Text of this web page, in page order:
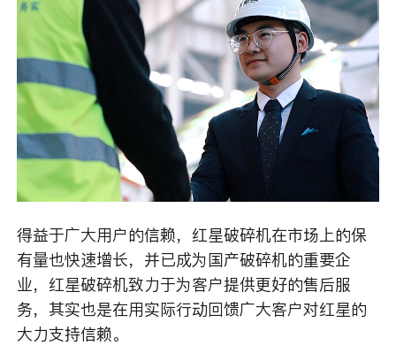
得益于广大用户的信赖，红星破碎机在市场上的保
有量也快速增长，并已成为国产破碎机的重要企
业，红星破碎机致力于为客户提供更好的售后服
务，其实也是在用实际行动回馈广大客户对红星的
大力支持信赖。